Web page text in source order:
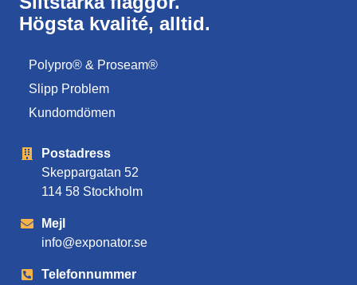
Högsta kvalité, alltid.
Polypro® & Proseam®
Slipp Problem
Kundomdömen
Postadress
Skeppargatan 52
114 58 Stockholm
Mejl
info@exponator.se
Telefonnummer